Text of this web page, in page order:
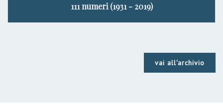
111 numeri (1931 - 2019)
vai all'archivio